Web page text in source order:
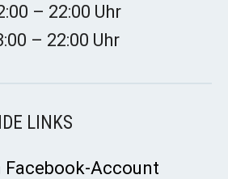
– 22:00 Uhr
– 22:00 Uhr
LINKS
Facebook-Account